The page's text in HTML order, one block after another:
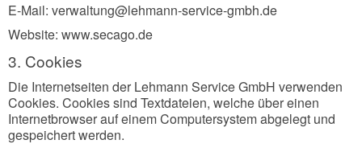
E-Mail: verwaltung@lehmann-service-gmbh.de
Website: www.secago.de
3. Cookies
Die Internetseiten der Lehmann Service GmbH verwenden
Cookies. Cookies sind Textdateien, welche über einen
Internetbrowser auf einem Computersystem abgelegt und
gespeichert werden.